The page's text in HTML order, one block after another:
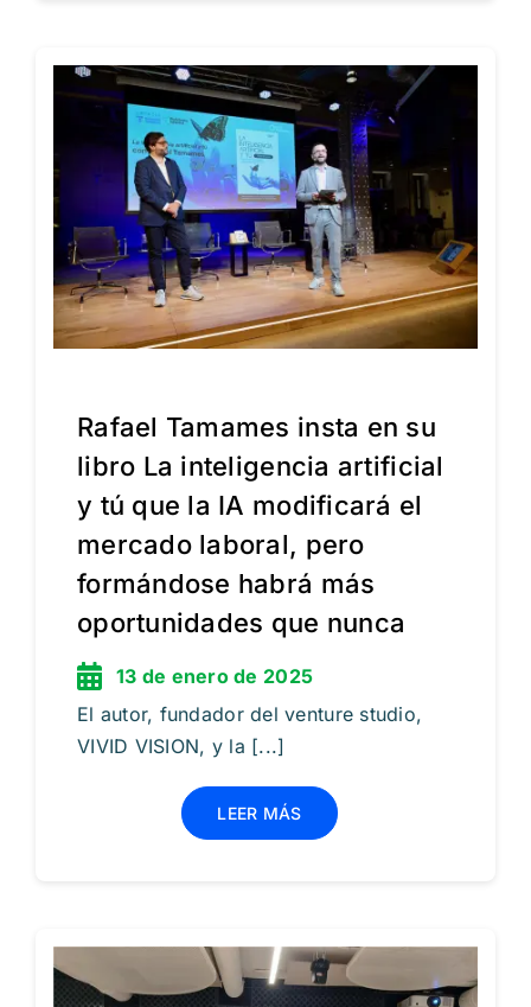
Rafael Tamames insta en su
libro La inteligencia artificial
y tú que la IA modificará el
mercado laboral, pero
formándose habrá más
oportunidades que nunca
13 de enero de 2025
El autor, fundador del venture studio,
VIVID VISION, y la [...]
LEER MÁS